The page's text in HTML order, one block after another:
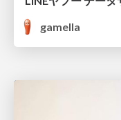
gamella